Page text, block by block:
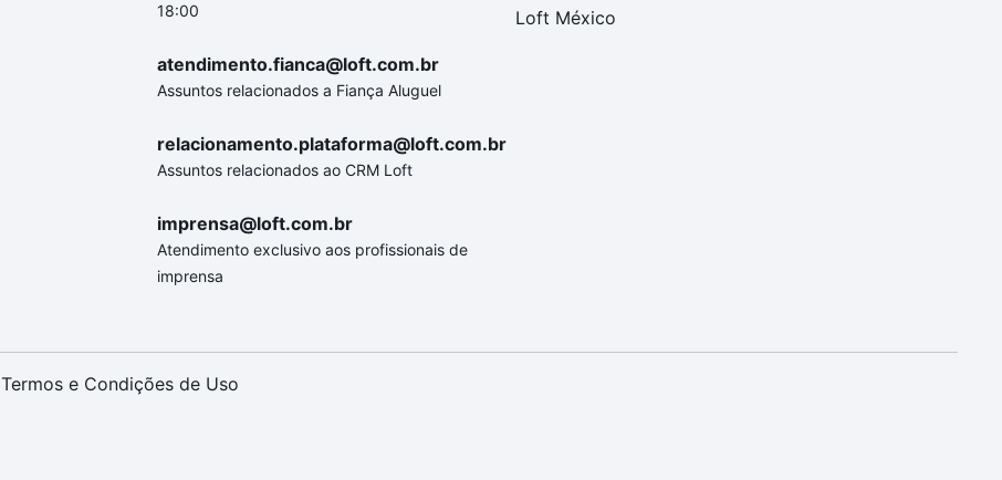
18:00
atendimento.fianca@loft.com.br
Assuntos relacionados a Fiança Aluguel
relacionamento.plataforma@loft.com.br
Assuntos relacionados ao CRM Loft
imprensa@loft.com.br
Atendimento exclusivo aos profissionais de
imprensa
Loft México
Termos e Condições de Uso